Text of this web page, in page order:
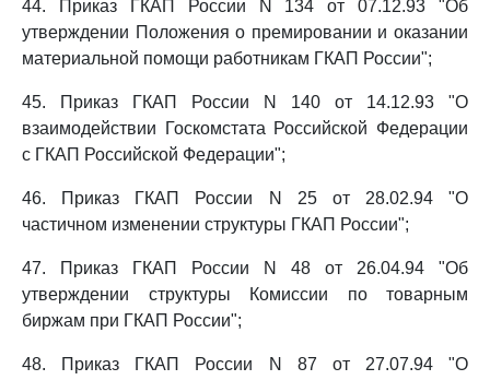
44. Приказ ГКАП России N 134 от 07.12.93 "Об
утверждении Положения о премировании и оказании
материальной помощи работникам ГКАП России";
45. Приказ ГКАП России N 140 от 14.12.93 "О
взаимодействии Госкомстата Российской Федерации
с ГКАП Российской Федерации";
46. Приказ ГКАП России N 25 от 28.02.94 "О
частичном изменении структуры ГКАП России";
47. Приказ ГКАП России N 48 от 26.04.94 "Об
утверждении структуры Комиссии по товарным
биржам при ГКАП России";
48. Приказ ГКАП России N 87 от 27.07.94 "О